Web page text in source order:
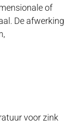
of
De afwerking
voor zink